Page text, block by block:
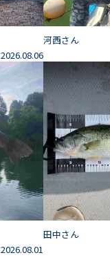
2026.08.06
河西さん
2026.08.01
田中さん